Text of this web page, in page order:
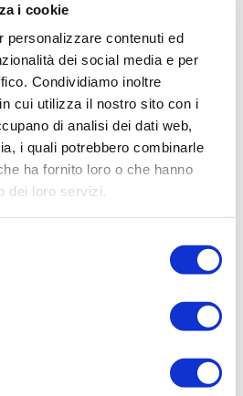
i cookie
personalizzare contenuti ed
dei social media e per
Condividiamo inoltre
cui utilizza il nostro sito con i
di analisi dei dati web,
i quali potrebbero combinarle
ha fornito loro o che hanno
dei loro servizi.
e oggetti.
(laboratori nelle
a una cena
svuota il frigo e finisce gli
stesso raccolgo i
possibile scambiarsi
di vita.